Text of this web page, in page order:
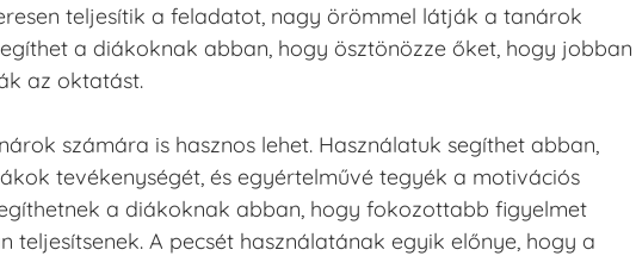
teljesítik a feladatot, nagy örömmel látják a tanárok
a diákoknak abban, hogy ösztönözze őket, hogy jobban
az oktatást.
számára is hasznos lehet. Használatuk segíthet abban,
tevékenységét, és egyértelművé tegyék a motivációs
a diákoknak abban, hogy fokozottabb figyelmet
A pecsét használatának egyik előnye, hogy a